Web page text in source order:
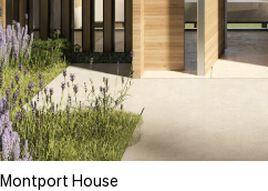
Montport House